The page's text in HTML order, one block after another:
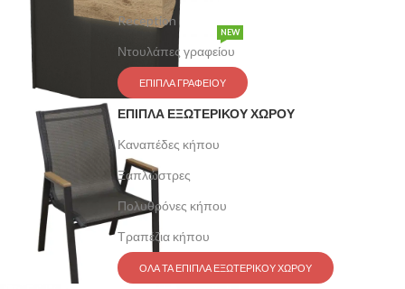
Reception
Ντουλάπες γραφείου
NEW
ΕΠΙΠΛΑ ΓΡΑΦΕΙΟΥ
ΕΠΙΠΛΑ ΕΞΩΤΕΡΙΚΟΥ ΧΩΡΟΥ
Καναπέδες κήπου
Ξαπλώστρες
Πολυθρόνες κήπου
Τραπέζια κήπου
ΟΛΑ ΤΑ ΕΠΙΠΛΑ ΕΞΩΤΕΡΙΚΟΥ ΧΩΡΟΥ